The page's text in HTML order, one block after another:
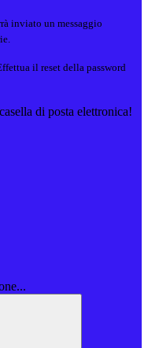
inviato un messaggio
il reset della password
di posta elettronica!